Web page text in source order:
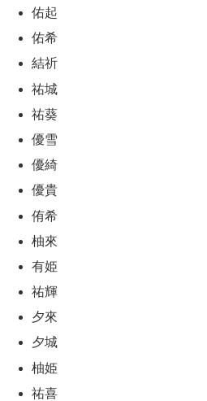
佑起
佑希
結祈
祐城
祐葵
優雪
優綺
優貴
侑希
柚來
有姫
祐輝
夕來
夕城
柚姫
祐喜